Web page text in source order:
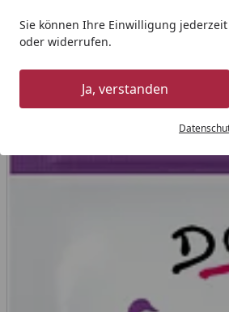
Sie können Ihre Einwilligung
oder widerrufen.
Ja, verstanden